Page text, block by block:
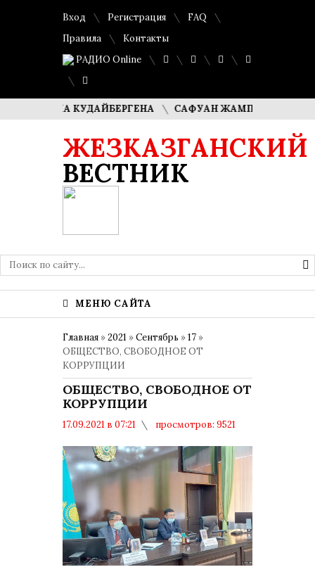
Вход Регистрация
FAQ
Правила
Контакты
РАДИО Online
КУДАЙБЕРГЕНА САФУАН ЖАМПЕИСОВ: «МЫ
ЖЕЗКАЗГАНСКИЙ
ВЕСТНИК
МЕНЮ САЙТА
Главная »2021 »Сентябрь »17 »
ОБЩЕСТВО, СВОБОДНОЕ ОТ
КОРРУПЦИИ
ОБЩЕСТВО, СВОБОДНОЕ ОТ
КОРРУПЦИИ
17.09.2021 в 07:21
просмотров: 9521
Борьба с коррупцией